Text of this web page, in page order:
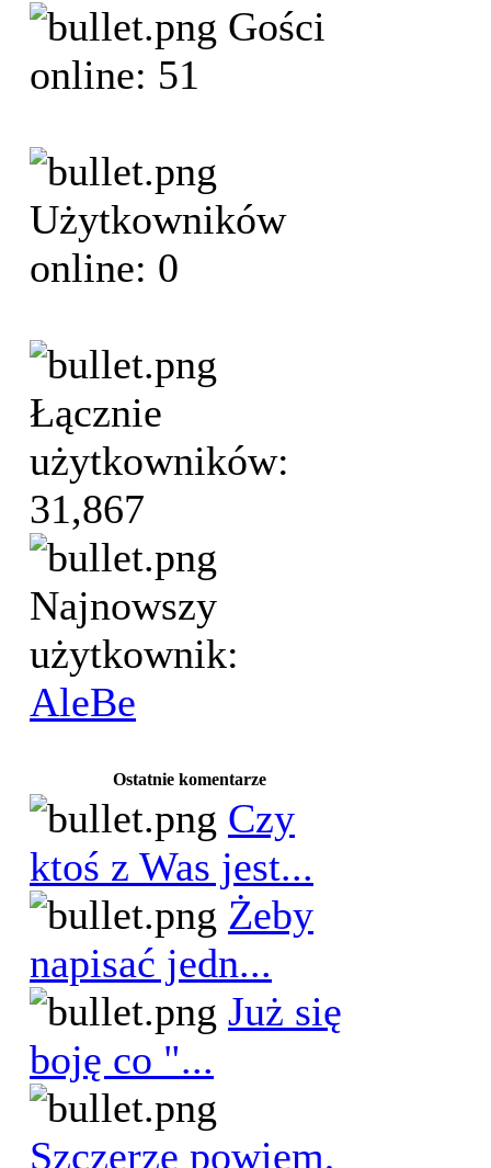
Gości
online: 51
Użytkowników
online: 0
Łącznie
użytkowników:
31,867
Najnowszy
użytkownik:
AleBe
Ostatnie komentarze
Czy
ktoś z Was jest...
Żeby
napisać jedn...
Już się
boję co "...
Szczerze powiem,